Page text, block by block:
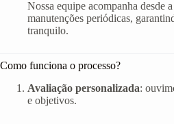
Nossa equipe acompanha desde
manutenções periódicas,
tranquilo.
Como funciona o processo?
Avaliação personalizada:
e objetivos.